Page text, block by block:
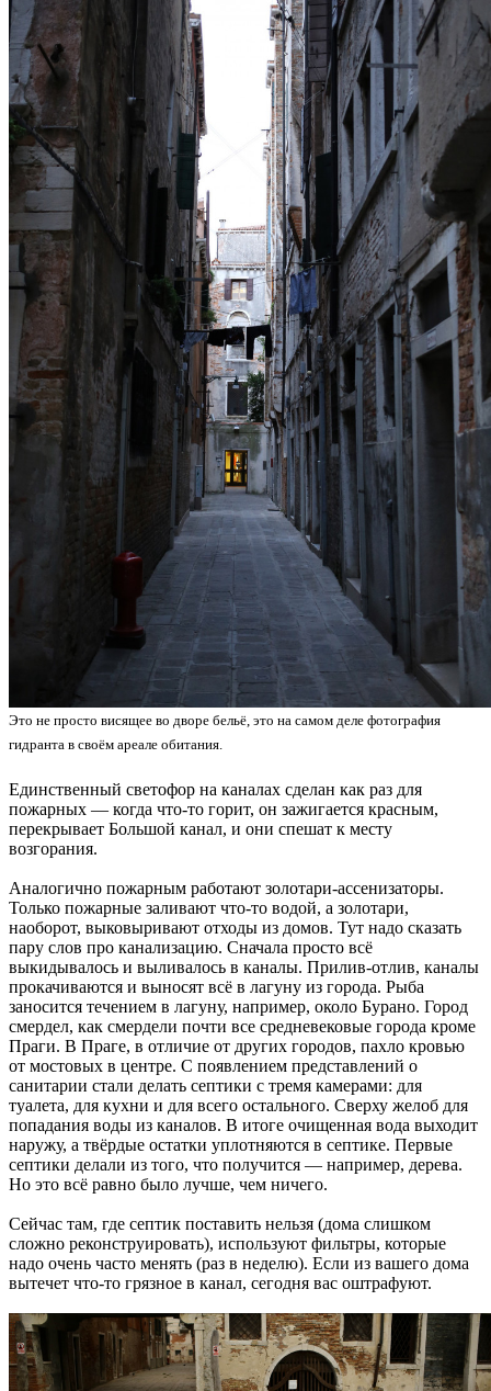
Это не просто висящее во дворе бельё, это на самом деле фотография
гидранта в своём ареале обитания.
Единственный светофор на каналах сделан как раз для
пожарных — когда что-то горит, он зажигается красным,
перекрывает Большой канал, и они спешат к месту
возгорания.
Аналогично пожарным работают золотари-ассенизаторы.
Только пожарные заливают что-то водой, а золотари,
наоборот, выковыривают отходы из домов. Тут надо сказать
пару слов про канализацию. Сначала просто всё
выкидывалось и выливалось в каналы. Прилив-отлив, каналы
прокачиваются и выносят всё в лагуну из города. Рыба
заносится течением в лагуну, например, около Бурано. Город
смердел, как смердели почти все средневековые города кроме
Праги. В Праге, в отличие от других городов, пахло кровью
от мостовых в центре. С появлением представлений о
санитарии стали делать септики с тремя камерами: для
туалета, для кухни и для всего остального. Сверху желоб для
попадания воды из каналов. В итоге очищенная вода выходит
наружу, а твёрдые остатки уплотняются в септике. Первые
септики делали из того, что получится — например, дерева.
Но это всё равно было лучше, чем ничего.
Сейчас там, где септик поставить нельзя (дома слишком
сложно реконструировать), используют фильтры, которые
надо очень часто менять (раз в неделю). Если из вашего дома
вытечет что-то грязное в канал, сегодня вас оштрафуют.